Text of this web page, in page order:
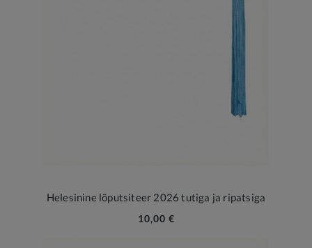
Helesinine lõputsiteer 2026 tutiga ja ripatsiga
10,00 €